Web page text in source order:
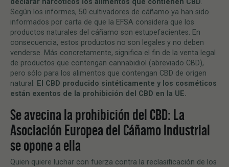
Según los informes, 50 cultivadores de cáñamo ya han sido
informados por carta de que la EFSA considera que los
productos naturales del cáñamo son estupefacientes. En
consecuencia, estos productos no son legales y no deben
venderse. Más concretamente, significa el fin de la venta legal
de productos que contengan cannabidiol (abreviado CBD),
pero sólo para los alimentos que contengan CBD de origen
natural. El CBD producido sintéticamente y los cosméticos
están exentos de la prohibición del CBD en la UE.
Se avecina la prohibición del CBD: La
Asociación Europea del Cáñamo Industrial
se opone a ella
Quien quiere luchar con fuerza contra la reclasificación de los